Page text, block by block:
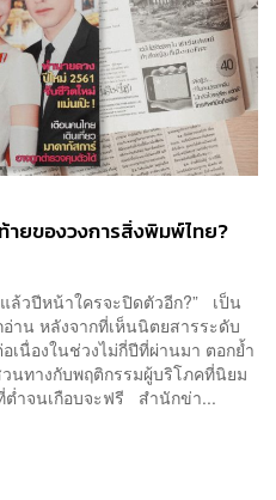
ยของวงการสิ่งพิมพ์ไทย?
ล้วปีหน้าใครจะปิดตัวอีก?” เป็น
าน หลังจากที่เห็นนิตยสารระดับ
นื่องในช่วงไม่กี่ปีที่ผ่านมา ตอกย้ำ
นทางกับพฤติกรรมผู้บริโภคที่นิยม
ำจนเกือบจะฟรี สำนักข่า...